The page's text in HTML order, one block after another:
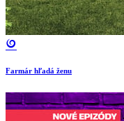
Farmár hľadá ženu